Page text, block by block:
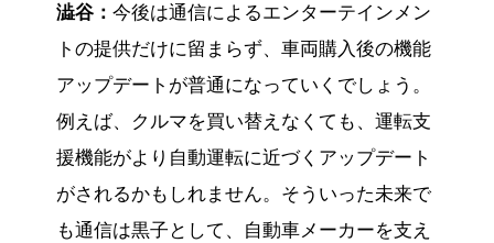
澁谷： 今後は通信によるエンターテインメン
トの提供だけに留まらず、車両購入後の機能
アップデートが普通になっていくでしょう。
例えば、クルマを買い替えなくても、運転支
援機能がより自動運転に近づくアップデート
がされるかもしれません。そういった未来で
も通信は黒子として、自動車メーカーを支え